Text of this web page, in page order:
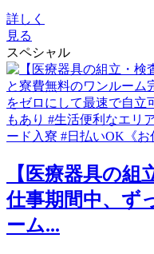
詳しく
見る
スペシャル
【医療器具の組
仕事期間中、ず
ーム...